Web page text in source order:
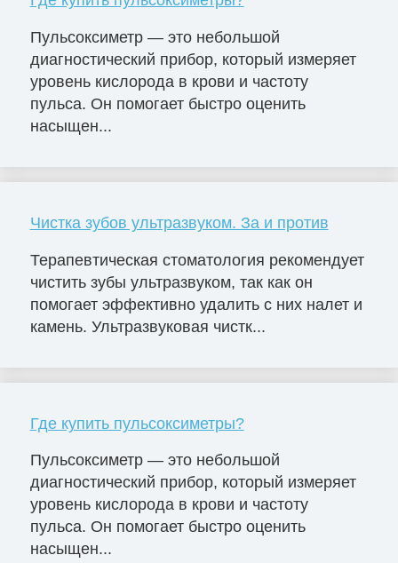
Пульсоксиметр — это небольшой
диагностический прибор, который измеряет
уровень кислорода в крови и частоту
пульса. Он помогает быстро оценить
насыщен...
Чистка зубов ультразвуком. За и против
Терапевтическая стоматология рекомендует
чистить зубы ультразвуком, так как он
помогает эффективно удалить с них налет и
камень. Ультразвуковая чистк...
Где купить пульсоксиметры?
Пульсоксиметр — это небольшой
диагностический прибор, который измеряет
уровень кислорода в крови и частоту
пульса. Он помогает быстро оценить
насыщен...